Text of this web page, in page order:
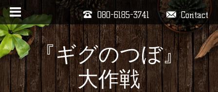
Contact
080-6185-3741
『ギグのつぼ』
大作戦